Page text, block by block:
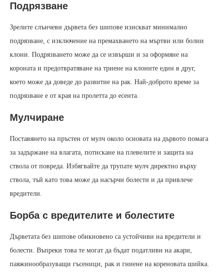
Подрязване
Зрелите слънчеви дървета без шипове изискват минимално
подрязване, с изключение на премахването на мъртви или болни
клони. Подрязването може да се извърши и за оформяне на
короната и предотвратяване на триене на клоните един в друг,
което може да доведе до развитие на рак. Най-доброто време за
подрязване е от края на пролетта до есента.
Мулчиране
Поставянето на пръстен от мулч около основата на дървото помага
за задържане на влагата, потискане на плевелите и защита на
ствола от повреда. Избягвайте да трупате мулч директно върху
ствола, тъй като това може да насърчи болести и да привлече
вредители.
Борба с вредителите и болестите
Дърветата без шипове обикновено са устойчиви на вредители и
болести. Въпреки това те могат да бъдат податливи на акари,
паяжинообразуващи гъсеници, рак и гниене на кореновата шийка.